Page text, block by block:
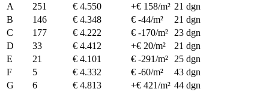
A
251 € 4.550 +€ 158/m² 21 dgn
B
146 € 4.348 € -44/m²
21 dgn
C
177 € 4.222 € -170/m²
23 dgn
D
33 € 4.412 +€ 20/m²
21 dgn
E
21 € 4.101 € -291/m²
25 dgn
F
5 € 4.332 € -60/m²
43 dgn
G
6 € 4.813 +€ 421/m² 44 dgn